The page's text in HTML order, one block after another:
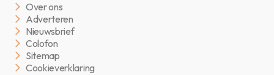
Over ons
Adverteren
Nieuwsbrief
Colofon
Sitemap
Cookieverklaring